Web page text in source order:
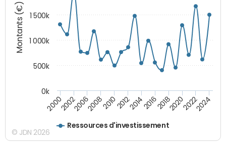
Montants (€)
Ressources d'investissement
200020022006200820102012201420162018202020222024
0k
500k
1 000k
1 500k
© JDN 2026